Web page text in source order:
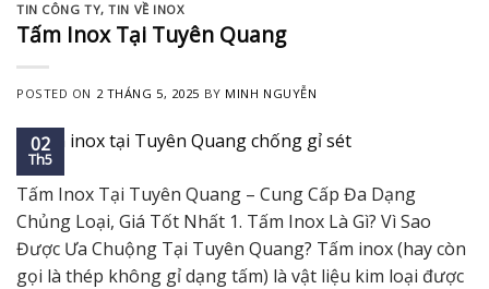
TIN CÔNG TY,TIN VỀ INOX
Tấm Inox Tại Tuyên Quang
POSTED ON 2 THÁNG 5, 2025 BY MINH NGUYỄN
02
Th5
Tấm Inox Tại Tuyên Quang – Cung Cấp Đa Dạng
Chủng Loại, Giá Tốt Nhất 1. Tấm Inox Là Gì? Vì Sao
Được Ưa Chuộng Tại Tuyên Quang? Tấm inox (hay còn
gọi là thép không gỉ dạng tấm) là vật liệu kim loại được